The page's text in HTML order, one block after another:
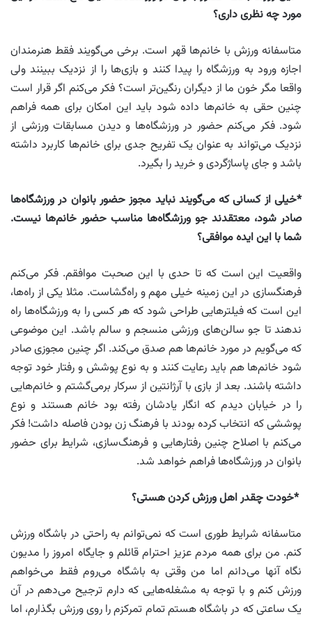
مورد چه نظری داری؟
متاسفانه ورزش با خانم‌ها قهر است. برخی می‌گویند فقط هنرمندان
اجازه ورود به ورزشگاه را پیدا کنند و بازی‌ها را از نزدیک ببینند ولی
واقعا مگر خون ما از دیگران رنگین‌تر است؟ فکر می‌‌کنم اگر قرار است
چنین حقی به خانم‌ها داده شود باید این امکان برای همه فراهم
شود. فکر می‌کنم حضور در ورزشگاه‌ها و دیدن مسابقات ورزشی از
نزدیک می‌تواند به عنوان یک تفریح جدی برای خانم‌ها کاربرد داشته
باشد و جای پاساژگردی و خرید را بگیرد.
*خیلی از کسانی که می‌گویند نباید مجوز حضور بانوان در ورزشگاه‌ها
صادر شود، معتقدند جو ورزشگاه‌ها مناسب حضور خانم‌ها نیست.
شما با این ایده موافقی؟
واقعیت این است که تا حدی با این صحبت موافقم. فکر می‌کنم
فرهنگسازی در این زمینه خیلی مهم و راه‌گشاست. مثلا یکی از راه‌ها،
این است که فیلترهایی طراحی شود که هر کسی را به ورزشگاه‌ها راه
ندهند تا جو سالن‌های ورزشی منسجم و سالم باشد. این موضوعی
که می‌‌گویم در مورد خانم‌ها هم صدق می‌کند. اگر چنین مجوزی صادر
شود خانم‌ها هم باید رعایت کنند و به نوع پوشش و رفتار خود توجه
داشته باشند. بعد از بازی با آرژانتین از سرکار برمی‌گشتم و خانم‌هایی
را در خیابان دیدم که انگار یادشان رفته بود خانم هستند و نوع
پوششی که انتخاب کرده بودند با فرهنگ زن بودن فاصله داشت! فکر
می‌کنم با اصلاح چنین رفتارهایی و فرهنگ‌سازی، شرایط برای حضور
بانوان در ورزشگاه‌ها فراهم خواهد شد.
*خودت چقدر اهل ورزش کردن هستی؟
متاسفانه شرایط طوری است که نمی‌توانم به راحتی در باشگاه ورزش
کنم. من برای همه مردم عزیز احترام قائلم و جایگاه امروز را مدیون
نگاه آنها می‌دانم اما من وقتی به باشگاه می‌روم فقط می‌خواهم
ورزش کنم و با توجه به مشغله‌هایی که دارم ترجیح می‌دهم در آن
یک ساعتی که در باشگاه‌ هستم تمام تمرکزم را روی ورزش بگذارم، اما